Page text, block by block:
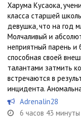
Харума Кусаока,
класса старшей
девушка, что на год
Молчаливый и
неприятный парень и
способная своей
талантами затмить
встречаются в
инцидента.
Adrenalin28
6 часов 43 минуты